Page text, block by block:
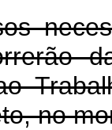
no